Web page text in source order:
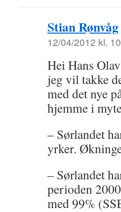
Stian Rønvåg
12/04/2012 kl.
Hei Hans
jeg vil takke
med det nye
hjemme i
– Sørlandet
yrker.
– Sørlandet
perioden
med 99%